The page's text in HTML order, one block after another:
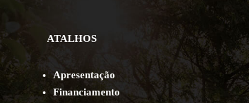
ATALHOS
Apresentação
Financiamento